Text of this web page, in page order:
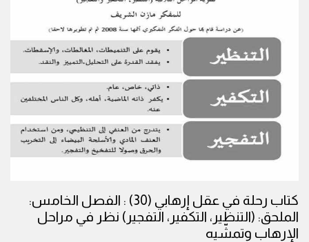
كتاب رحلة في عقل إرهابي (30) : الفصل الخامس:
الملحق: (التنظير، التكفير، التفجير) نظر في مراحل
الإرهاب وتمشّيه